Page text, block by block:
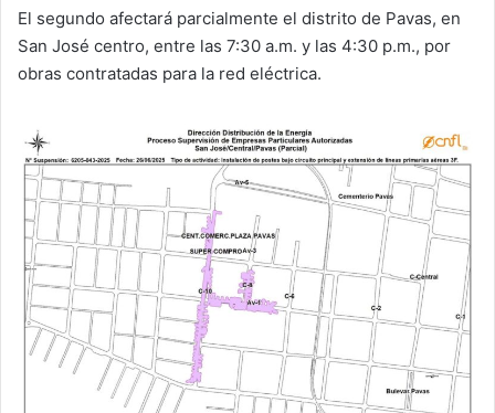
El segundo afectará parcialmente el distrito de Pavas, en
San José centro, entre las 7:30 a.m. y las 4:30 p.m., por
obras contratadas para la red eléctrica.